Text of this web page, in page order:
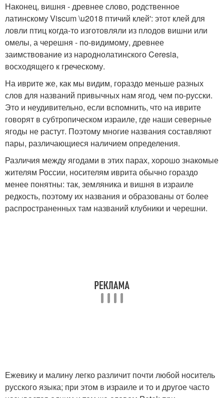
Наконец, вишня - древнее слово, родственное
латинскому Viscum \u2018 птичий клей': этот клей для
ловли птиц когда-то изготовляли из плодов вишни или
омелы, а черешня - по-видимому, древнее
заимствование из народнолатинского Ceresia,
восходящего к греческому.
На иврите же, как мы видим, гораздо меньше разных
слов для названий привычных нам ягод, чем по-русски.
Это и неудивительно, если вспомнить, что на иврите
говорят в субтропическом израиле, где наши северные
ягоды не растут. Поэтому многие названия составляют
пары, различающиеся наличием определения.
Различия между ягодами в этих парах, хорошо знакомые
жителям России, носителям иврита обычно гораздо
менее понятны: так, земляника и вишня в израиле
редкость, поэтому их названия и образованы от более
распространенных там названий клубники и черешни.
Ежевику и малину легко различит почти любой носитель
русского языка; при этом в израиле и то и другое часто